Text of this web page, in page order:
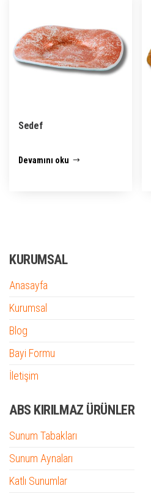
Sedef
Devamını oku
KURUMSAL
Anasayfa
Kurumsal
Blog
Bayi Formu
İletişim
ABS KIRILMAZ ÜRÜNLER
Sunum Tabakları
Sunum Aynaları
Katlı Sunumlar